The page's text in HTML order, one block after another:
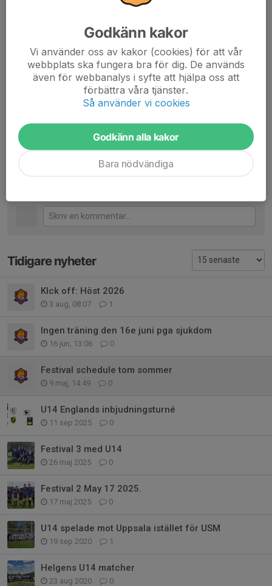
y
kl
u
b
b
Attila har egen festival i den 22e Augusti
Dela nyhet
Tidigare nyheter
KIck off: Höst 2026
3 aug, 08:07 1
Ingen träning den 16e juni pga sjukdom
16 jun, 13:06 0
Festival schedule tom sommer
9 maj, 14:49 0
U14 Englands inbjudningsturné
11 sep 2025 0
Festival 3 med U14
26 maj 2025 0
Festival 2 May 17 2025.
17 maj 2025 0
U14 spelade mot Uppsala istället för USM
19 sep 2020 1
Helgens U14 matcher
23 aug 2020 0
Godkänn kakor
Vi använder oss av kakor (cookies) för att vår
webbplats ska fungera bra för dig. De används
även för webbanalys i syfte att hjälpa oss att
förbättra våra tjänster.
Så använder vi cookies
Godkänn alla kakor
Bara nödvändiga